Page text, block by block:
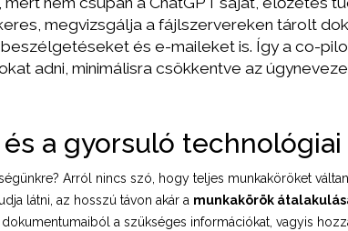
megvizsgálja a fájlszervereken tárolt
és e-maileket is. Így a co-
adni, minimálisra csökkentve az
a gyorsuló
Arról nincs szó, hogy teljes munkaköröket
látni, az hosszú távon akár a munkakörök
a szükséges információkat, vagyis